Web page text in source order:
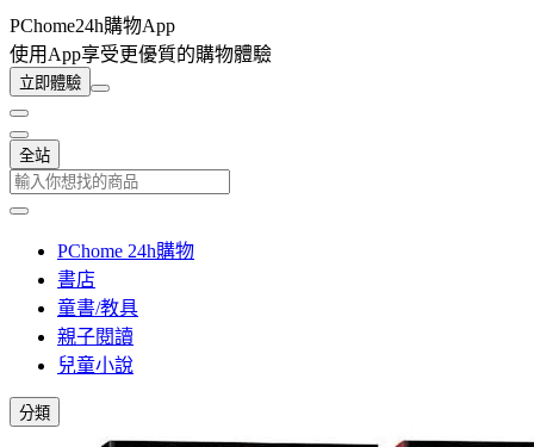
PChome24h購物App
使用App享受更優質的購物體驗
立即體驗
全站
PChome 24h購物
書店
童書/教具
親子閱讀
兒童小說
分類